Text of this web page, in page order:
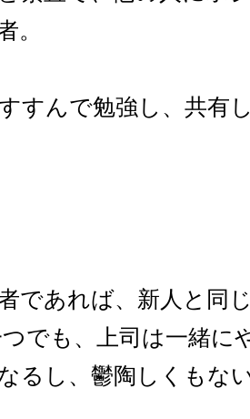
。
すんで勉強し、共有
であれば、新人と同
でも、上司は一緒に
るし、鬱陶しくもな